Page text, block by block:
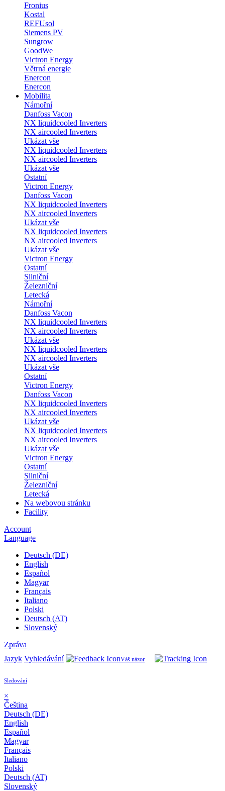
Fronius
Kostal
REFUsol
Siemens PV
Sungrow
GoodWe
Victron Energy
Větrná energie
Enercon
Enercon
Mobilita
Námořní
Danfoss Vacon
NX liquidcooled Inverters
NX aircooled Inverters
Ukázat vše
NX liquidcooled Inverters
NX aircooled Inverters
Ukázat vše
Ostatní
Victron Energy
Danfoss Vacon
NX liquidcooled Inverters
NX aircooled Inverters
Ukázat vše
NX liquidcooled Inverters
NX aircooled Inverters
Ukázat vše
Victron Energy
Ostatní
Silniční
Železniční
Letecká
Námořní
Danfoss Vacon
NX liquidcooled Inverters
NX aircooled Inverters
Ukázat vše
NX liquidcooled Inverters
NX aircooled Inverters
Ukázat vše
Ostatní
Victron Energy
Danfoss Vacon
NX liquidcooled Inverters
NX aircooled Inverters
Ukázat vše
NX liquidcooled Inverters
NX aircooled Inverters
Ukázat vše
Victron Energy
Ostatní
Silniční
Železniční
Letecká
Na webovou stránku
Facility
Account
Language
Deutsch (DE)
English
Español
Magyar
Français
Italiano
Polski
Deutsch (AT)
Slovenský
Zpráva
Jazyk Vyhledávání Váš názor
Sledování
×
Čeština
Deutsch (DE)
English
Español
Magyar
Français
Italiano
Polski
Deutsch (AT)
Slovenský